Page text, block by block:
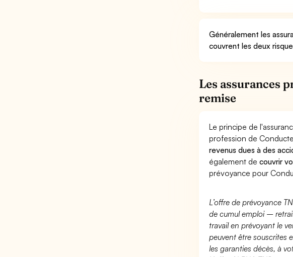
Généralement les
couvrent les deux
Les assurances
remise
Le principe de
profession de
revenus dues à des
également decouvrir
prévoyance pour
L’offre de prévoyance
de cumul emploi –
travail en prévoyant le
peuvent être souscrites
les garanties décès, à